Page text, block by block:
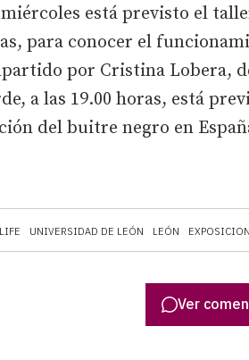
UNIVERSIDAD DE LEÓN LEÓN
está previsto el
para conocer el
por Cristina Lobera,
a las 19.00 horas, está
del buitre negro en
Ver